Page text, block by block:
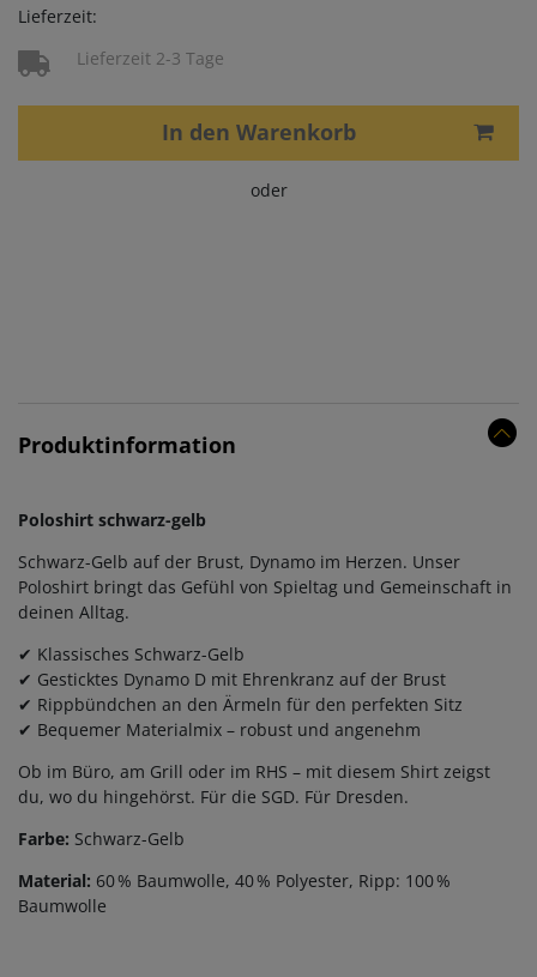
Lieferzeit:
Lieferzeit 2-3 Tage
In den Warenkorb
oder
Produktinformation
Poloshirt schwarz-gelb
Schwarz-Gelb auf der Brust, Dynamo im Herzen. Unser
Poloshirt bringt das Gefühl von Spieltag und Gemeinschaft in
deinen Alltag.
✔ Klassisches Schwarz-Gelb
✔ Gesticktes Dynamo D mit Ehrenkranz auf der Brust
✔ Rippbündchen an den Ärmeln für den perfekten Sitz
✔ Bequemer Materialmix – robust und angenehm
Ob im Büro, am Grill oder im RHS – mit diesem Shirt zeigst
du, wo du hingehörst. Für die SGD. Für Dresden.
Farbe: Schwarz-Gelb
Material: 60 % Baumwolle, 40 % Polyester, Ripp: 100 %
Baumwolle